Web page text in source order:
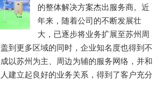
的整体解决方案杰出服务商。近
年来，随着公司的不断发展壮
大，已逐步将业务扩展至苏州周
到更多区域的同时，企业知名度也得到不
以苏州为主、周边为辅的服务网络，并和
建立起良好的业务关系，得到了客户充分